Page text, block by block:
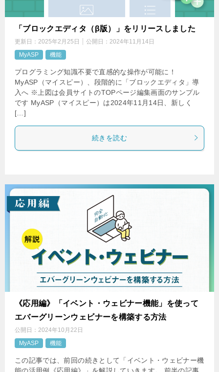
「ブロックエディタ（β版）」をリリースしました
更新日： 2025年2月25日 公開日： 2024年11月14日
MyASP
機能
プログラミング知識不要で直感的な操作が可能に！
MyASP（マイスピー）、段階的に「ブロックエディタ」導
入へ ※上図は会員サイトのTOPページ編集画面のサンプル
です MyASP（マイスピー）は2024年11月14日、新しく
[…]
続きを読む
《応用編》「イベント・ウェビナー機能」を使って
エバーグリーンウェビナーを構築する方法
公開日： 2024年10月22日
MyASP
機能
この記事では、前回の続きとして「イベント・ウェビナー機
能の活用例《応用編》」を解説していきます。 前半の記事